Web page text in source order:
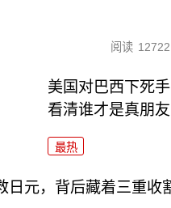
阅读 12722
美国对巴西下死
看清谁才是真朋友
最热
日元，背后藏着三重收